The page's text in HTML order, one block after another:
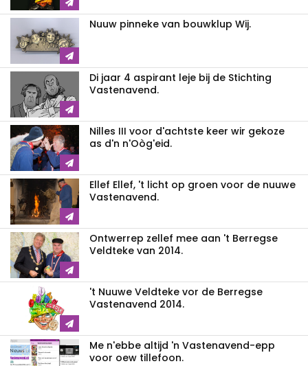
Nuuw pinneke van bouwklup Wij.
Di jaar 4 aspirant leje bij de Stichting
Vastenavend.
Nilles III voor d'achtste keer wir gekoze
as d'n n'Oòg'eid.
Ellef Ellef, 't licht op groen voor de nuuwe
Vastenavend.
Ontwerrep zellef mee aan 't Berregse
Veldteke van 2014.
't Nuuwe Veldteke vor de Berregse
Vastenavend 2014.
Me n'ebbe altijd 'n Vastenavend-epp
voor oew tillefoon.